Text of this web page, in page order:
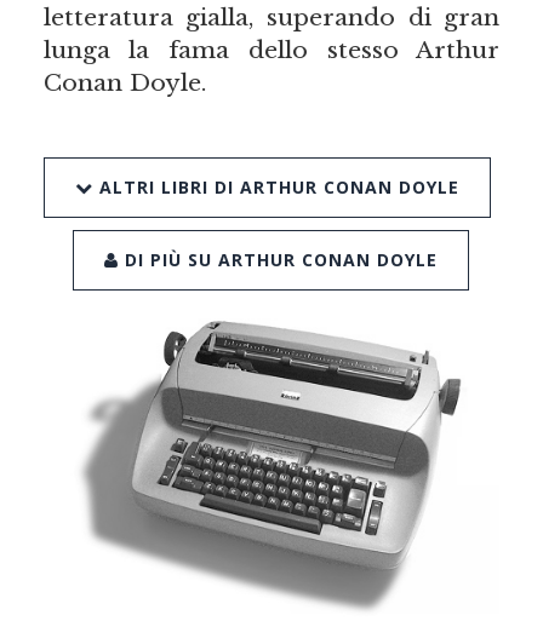
letteratura gialla, superando di gran
lunga la fama dello stesso Arthur
Conan Doyle.
ALTRI LIBRI DI ARTHUR CONAN DOYLE
DI PIÙ SU ARTHUR CONAN DOYLE